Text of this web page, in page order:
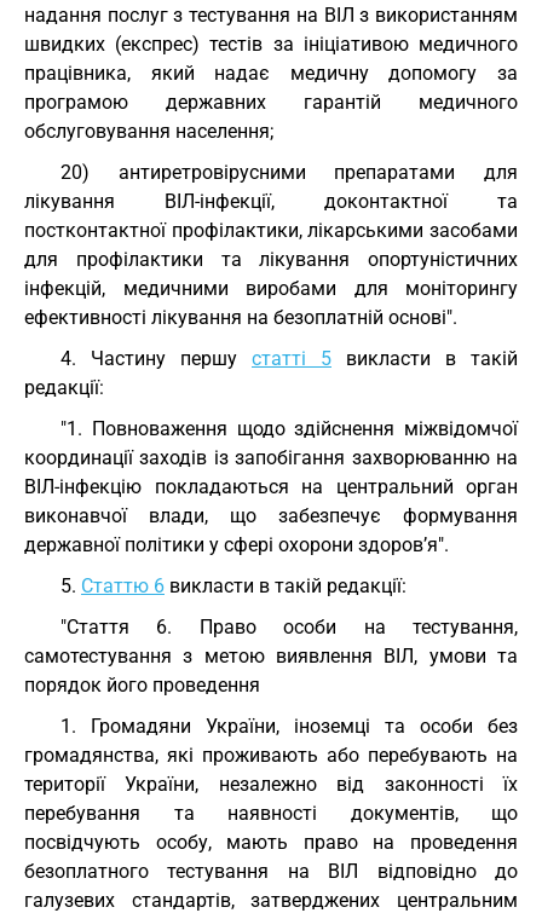
надання послуг з тестування на ВІЛ з використанням
швидких (експрес) тестів за ініціативою медичного
працівника, який надає медичну допомогу за
програмою державних гарантій медичного
обслуговування населення;
20) антиретровірусними препаратами для
лікування ВІЛ-інфекції, доконтактної та
постконтактної профілактики, лікарськими засобами
для профілактики та лікування опортуністичних
інфекцій, медичними виробами для моніторингу
ефективності лікування на безоплатній основі".
4. Частину першу статті 5 викласти в такій
редакції:
"1. Повноваження щодо здійснення міжвідомчої
координації заходів із запобігання захворюванню на
ВІЛ-інфекцію покладаються на центральний орган
виконавчої влади, що забезпечує формування
державної політики у сфері охорони здоров’я".
5. Статтю 6 викласти в такій редакції:
"Стаття 6. Право особи на тестування,
самотестування з метою виявлення ВІЛ, умови та
порядок його проведення
1. Громадяни України, іноземці та особи без
громадянства, які проживають або перебувають на
території України, незалежно від законності їх
перебування та наявності документів, що
посвідчують особу, мають право на проведення
безоплатного тестування на ВІЛ відповідно до
галузевих стандартів, затверджених центральним